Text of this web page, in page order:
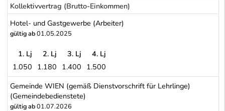
Kollektivvertrag (Brutto-Einkommen)
Hotel- und Gastgewerbe (Arbeiter)
gültig ab01.05.2025
Hotel- und Gastgewerbe (Arbeiter)
1. Lj 2. Lj 3. Lj
4. Lj
1.050 1.180 1.400 1.500
Gemeinde WIEN (gemäß Dienstvorschrift für Lehrlinge)
(Gemeindebedienstete)
gültig ab01.07.2026